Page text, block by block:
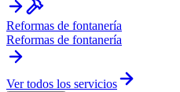
Reformas de fontanería
Reformas de fontanería
Ver todos los servicios